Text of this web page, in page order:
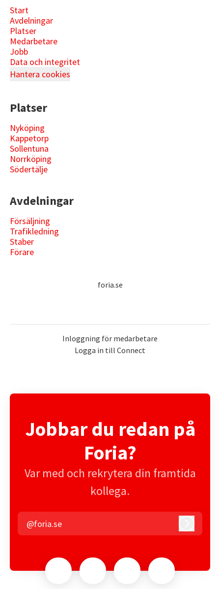
Start
Avdelningar
Platser
Medarbetare
Jobb
Data och integritet
Hantera cookies
Platser
Nyköping
Kappetorp
Sollentuna
Norrköping
Södertälje
Avdelningar
Försäljning
Trafikledning
Staber
Förare
foria.se
Inloggning för medarbetare
Logga in till Connect
Jobbar du redan på
Foria?
Var med och rekrytera din framtida
kollega.
@foria.se